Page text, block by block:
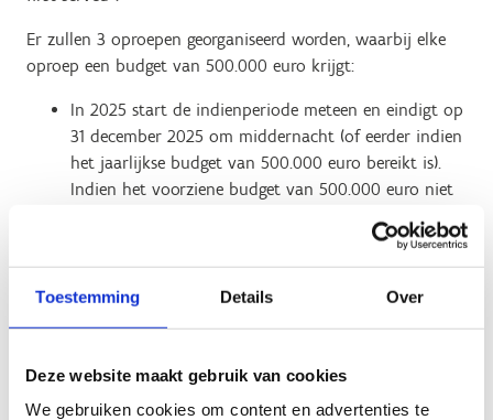
Toestemming Details Over
Deze website maakt gebruik van cookies
We gebruiken cookies om content en advertenties te
Er zullen 3 oproepen georganiseerd worden, waarbij elke
oproep een budget van 500.000 euro krijgt:
In 2025 start de indienperiode meteen en eindigt op
31 december 2025 om middernacht (of eerder indien
het jaarlijkse budget van 500.000 euro bereikt is).
Indien het voorziene budget van 500.000 euro niet
is bereikt, wordt het onbelaste saldo toegevoegd aan
In 2026 start de indienperiode op 1 januari 2026 en
eindigt op 31 december 2026 om middernacht (of
eerder indien het voorziene budget bereikt is).
eindigt op 31 december 2027 om middernacht (of
eerder indien het voorziene budget bereikt is).